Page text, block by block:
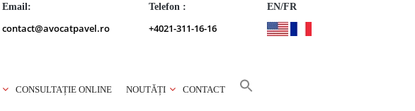
Email:
contact@avocatpavel.ro
Telefon :
+4021-311-16-16
EN/FR
CONSULTAȚIE ONLINE NOUTĂȚI CONTACT